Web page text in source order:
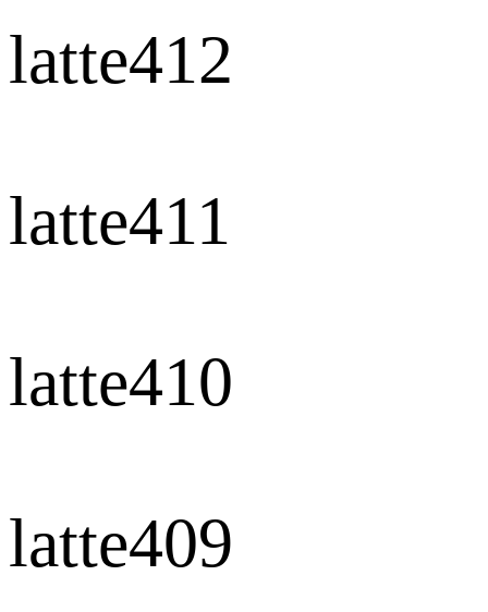
latte412
latte411
latte410
latte409